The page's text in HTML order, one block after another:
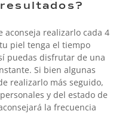
aconseja realizarlo cada 4
piel tenga el tiempo
puedas disfrutar de una
Si bien algunas
realizarlo más seguido,
y del estado de
la frecuencia